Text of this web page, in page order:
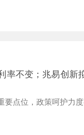
率不变；兆易创新
点位，政策呵护力度